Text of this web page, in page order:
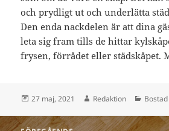
och prydligt ut och underlätta
Den enda nackdelen är att dina
leta sig fram tills de hittar
frysen, förrådet eller städskåpet.
Postat
27 maj, 2021 Författare
Redaktion Bostad
Inläggsnavigering